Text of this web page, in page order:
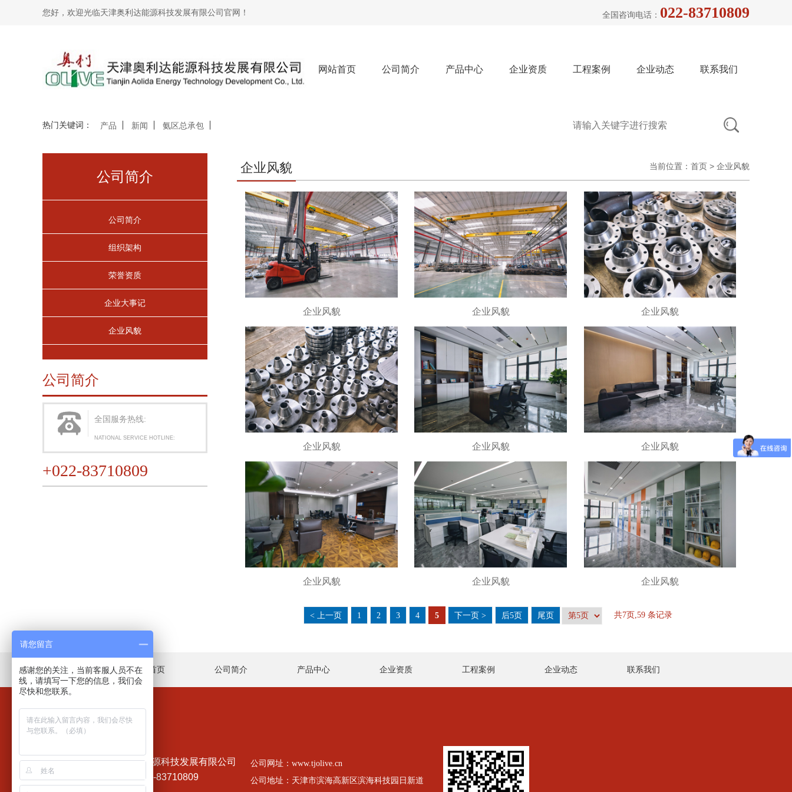
您好，欢迎光临天津奥利达能源科技发展有限公司官网！ 全国咨询电话： 022-83710809
网站首页 公司简介 产品中心 企业资质 工程案例 企业动态 联系我们
热门关键词： 产品 新闻 氨区总承包
公司简介
公司简介
组织架构
荣誉资质
企业大事记
企业风貌
公司简介
全国服务热线:
NATIONAL SERVICE HOTLINE:
+022-83710809
企业风貌 当前位置： 首页 > 企业风貌
企业风貌 企业风貌 企业风貌
企业风貌 企业风貌 企业风貌
企业风貌 企业风貌 企业风貌
< 上一页 1 2 3 4 5 下一页 > 后5页 尾页 共7页,59 条记录
网站首页 公司简介 产品中心 企业资质 工程案例 企业动态 联系我们
天津奥利达能源科技发展有限公司
销售热线: 022-83710809
公司网址：www.tjolive.cn
公司地址：天津市滨海高新区滨海科技园日新道
请您留言
感谢您的关注，当前客服人员不在
线，请填写一下您的信息，我们会
尽快和您联系。